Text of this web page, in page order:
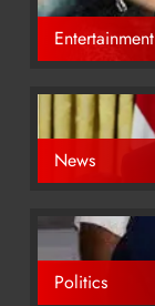
Entertainment
News
Politics